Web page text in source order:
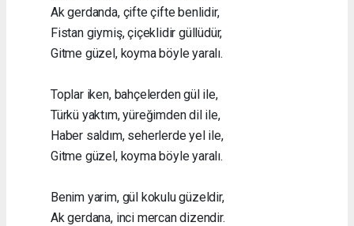
Ak gerdanda, çifte çifte benlidir,
Fistan giymiş, çiçeklidir güllüdür,
Gitme güzel, koyma böyle yaralı.
Toplar iken, bahçelerden gül ile,
Türkü yaktım, yüreğimden dil ile,
Haber saldım, seherlerde yel ile,
Gitme güzel, koyma böyle yaralı.
Benim yarim, gül kokulu güzeldir,
Ak gerdana, inci mercan dizendir.